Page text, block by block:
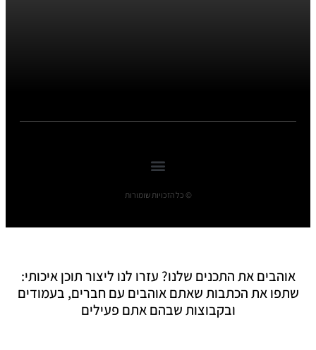
© כל הזכויות שומורות
אוהבים את התכנים שלנו? עזרו לנו ליצור תוכן איכותי:
שתפו את הכתבות שאתם אוהבים עם חברים, בעמודים
ובקבוצות שבהם אתם פעילים